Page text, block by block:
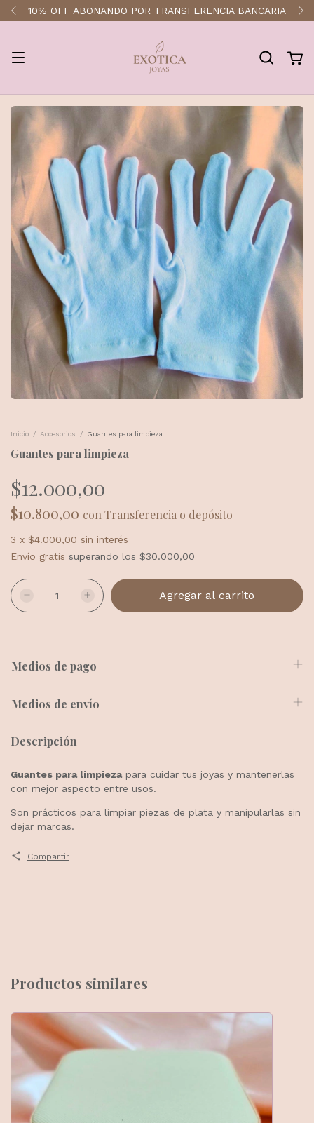
ENVÍOS A TODO EL PAÍS
Inicio / Accesorios / Guantes para limpieza
Guantes para limpieza
$12.000,00
$10.800,00 con Transferencia o depósito
3 x $4.000,00 sin interés
Envío gratis superando los $30.000,00
Medios de pago
Medios de envío
Descripción
Guantes para limpiezapara cuidar tus joyas y mantenerlas
con mejor aspecto entre usos.
Son prácticos para limpiar piezas de plata y manipularlas sin
dejar marcas.
Compartir
Productos similares